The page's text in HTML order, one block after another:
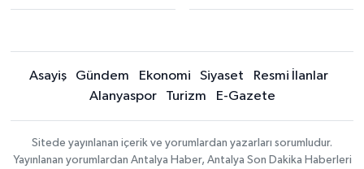
Asayiş Gündem Ekonomi Siyaset
Resmi İlanlar
Alanyaspor
Turizm E-Gazete
Sitede yayınlanan içerik ve yorumlardan yazarları sorumludur.
Yayınlanan yorumlardan Antalya Haber, Antalya Son Dakika Haberleri